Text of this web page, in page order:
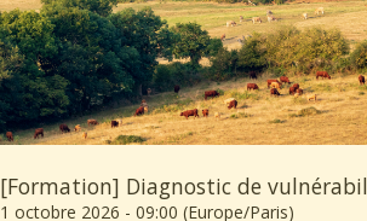
1 octobre 2026 - 09:00 (Europe/Paris)